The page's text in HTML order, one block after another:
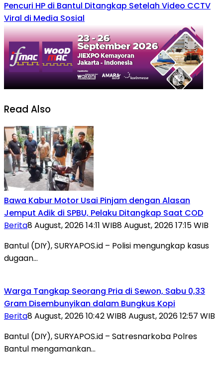
Pencuri HP di Bantul Ditangkap Setelah Video CCTV
Viral di Media Sosial
Read Also
Bawa Kabur Motor Usai Pinjam dengan Alasan
Jemput Adik di SPBU, Pelaku Ditangkap Saat COD
Berita8 August, 2026 14:11 WIB8 August, 2026 17:15 WIB
Bantul (DIY), SURYAPOS.id – Polisi mengungkap kasus
dugaan…
Warga Tangkap Seorang Pria di Sewon, Sabu 0,33
Gram Disembunyikan dalam Bungkus Kopi
Berita8 August, 2026 10:42 WIB8 August, 2026 12:57 WIB
Bantul (DIY), SURYAPOS.id – Satresnarkoba Polres
Bantul mengamankan…